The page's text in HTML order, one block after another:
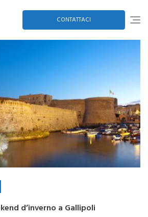
CONTATTACI
d’inverno a Gallipoli